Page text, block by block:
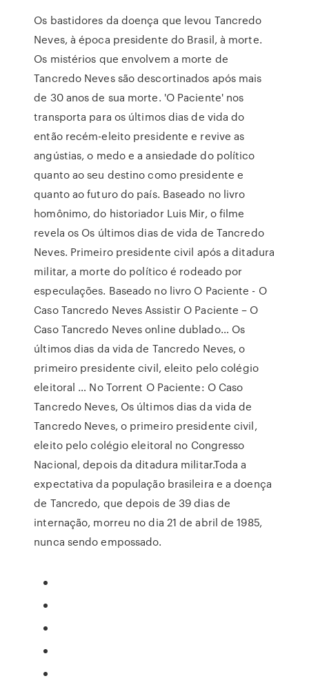
Os bastidores da doença que levou Tancredo
Neves, à época presidente do Brasil, à morte.
Os mistérios que envolvem a morte de
Tancredo Neves são descortinados após mais
de 30 anos de sua morte. 'O Paciente' nos
transporta para os últimos dias de vida do
então recém-eleito presidente e revive as
angústias, o medo e a ansiedade do político
quanto ao seu destino como presidente e
quanto ao futuro do país. Baseado no livro
homônimo, do historiador Luis Mir, o filme
revela os Os últimos dias de vida de Tancredo
Neves. Primeiro presidente civil após a ditadura
militar, a morte do político é rodeado por
especulações. Baseado no livro O Paciente - O
Caso Tancredo Neves Assistir O Paciente – O
Caso Tancredo Neves online dublado… Os
últimos dias da vida de Tancredo Neves, o
primeiro presidente civil, eleito pelo colégio
eleitoral … No Torrent O Paciente: O Caso
Tancredo Neves, Os últimos dias da vida de
Tancredo Neves, o primeiro presidente civil,
eleito pelo colégio eleitoral no Congresso
Nacional, depois da ditadura militar.Toda a
expectativa da população brasileira e a doença
de Tancredo, que depois de 39 dias de
internação, morreu no dia 21 de abril de 1985,
nunca sendo empossado.